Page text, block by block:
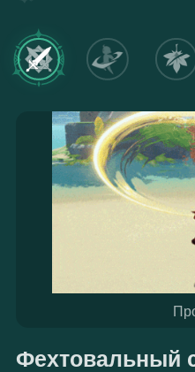
Фехтовальный